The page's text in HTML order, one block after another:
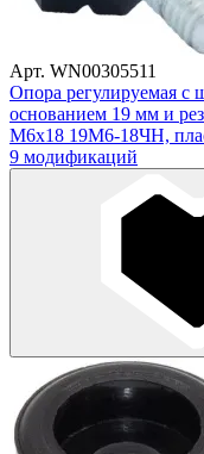
Арт. WN00305511
Опора регулируемая с
основанием 19 мм и
М6х18 19М6-18ЧН,
9 модификаций